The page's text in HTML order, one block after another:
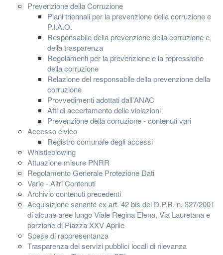
Prevenzione della Corruzione
Piani triennali per la prevenzione della corruzione e
P.I.A.O.
Responsabile della prevenzione della corruzione e
della trasparenza
Regolamenti per la prevenzione e la repressione
della corruzione
Relazione del responsabile della prevenzione della
corruzione
Provvedimenti adottati dall'ANAC
Atti di accertamento delle violazioni
Prevenzione della corruzione - contenuti vari
Accesso civico
Registro comunale degli accessi
Whistleblowing
Attuazione misure PNRR
Regolamento Generale Protezione Dati
Varie - Altri Contenuti
Archivio contenuti precedenti
Acquisizione sanante ex art. 42 bis del D.P.R. n. 327/2001
di alcune aree lungo Viale Regina Elena, Via Lauretana e
porzione di Piazza XXV Aprile
Spese di rappresentanza
Trasparenza dei servizi pubblici locali di rilevanza